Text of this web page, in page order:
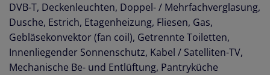
DVB-T Deckenleuchten Doppel- / Mehrfachverglasung
Dusche Estrich Etagenheizung Fliesen Gas
Gebläsekonvektor (fan coil) Getrennte Toiletten
Innenliegender Sonnenschutz Kabel / Satelliten-TV
Mechanische Be- und Entlüftung Pantryküche